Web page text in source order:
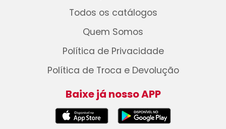
Todos os catálogos
Quem Somos
Política de Privacidade
Política de Troca e Devolução
Baixe já nosso APP